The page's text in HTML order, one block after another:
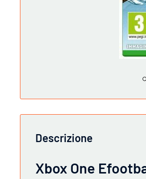
Descrizione
Xbox One